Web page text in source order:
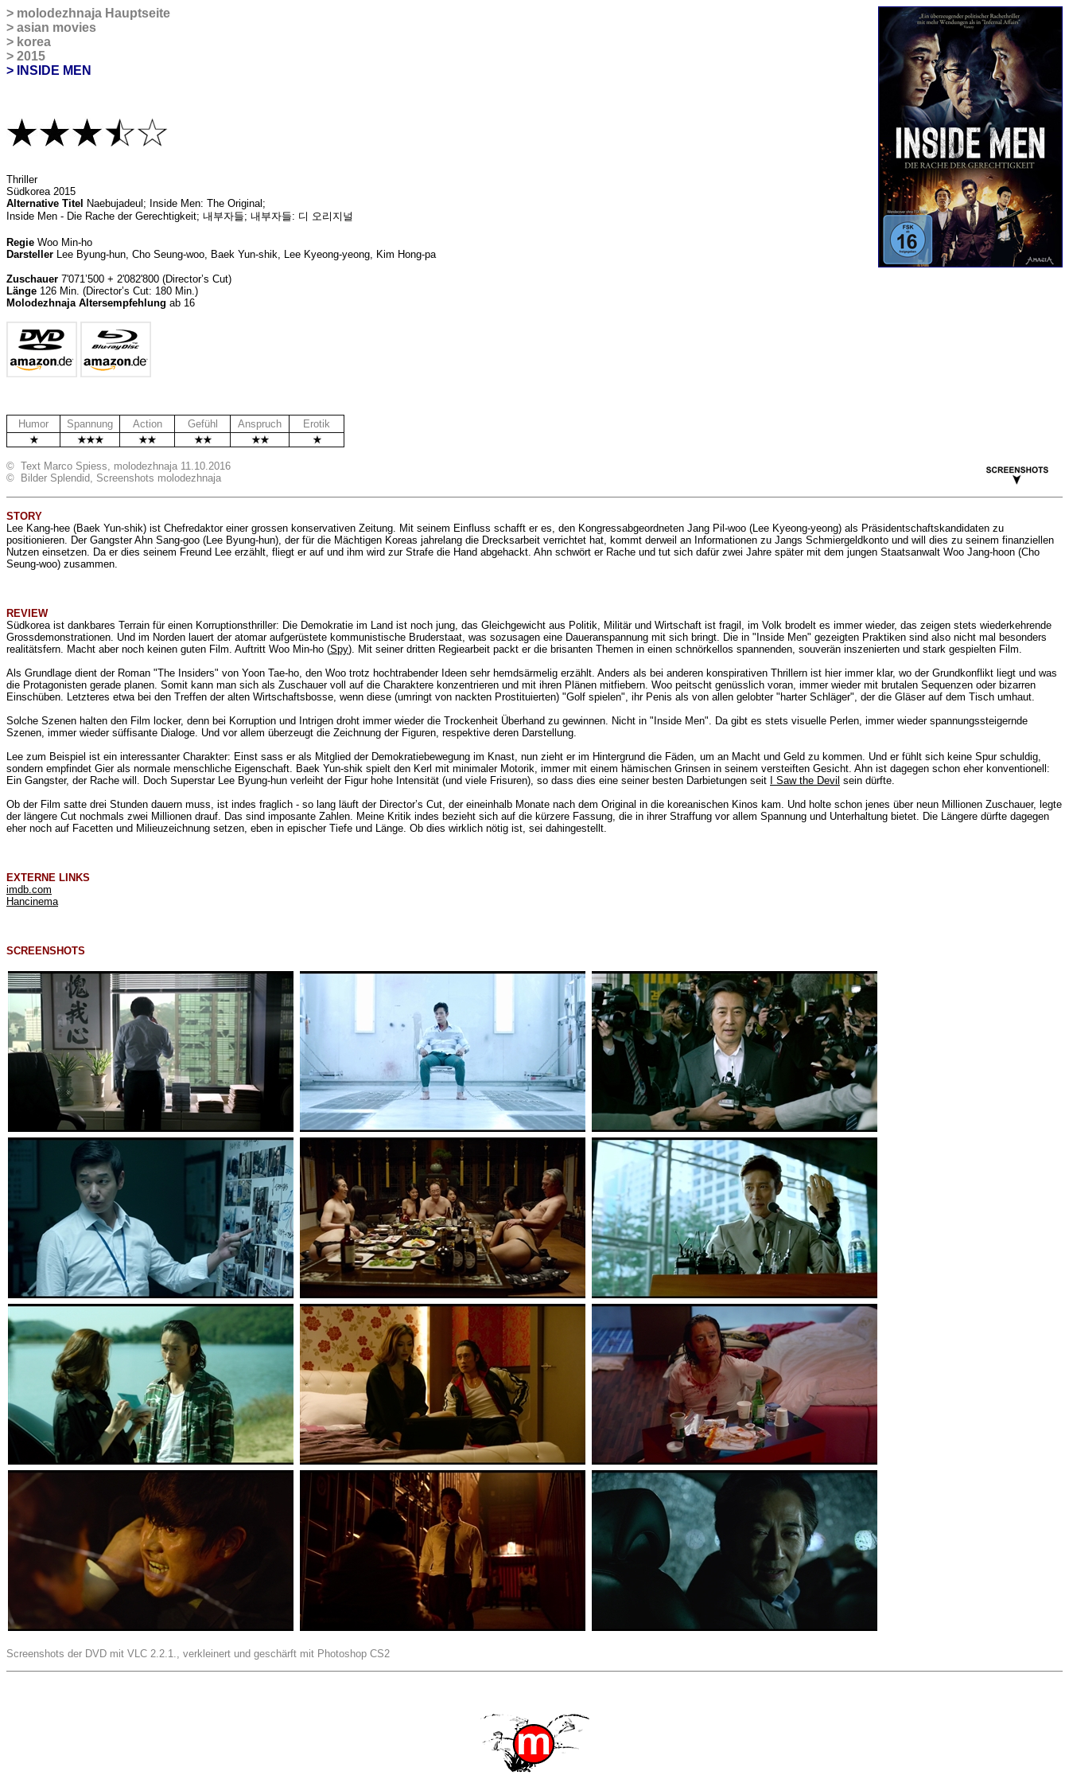
> molodezhnaja Hauptseite
> asian movies
> korea
> 2015
> INSIDE MEN
Thriller
Südkorea 2015
Alternative Titel
Naebujadeul; Inside Men: The Original;
Inside Men - Die Rache der Gerechtigkeit; 내부자들; 내부자들: 디 오리지널
Regie Woo Min-ho
Darsteller Lee Byung-hun, Cho Seung-woo, Baek Yun-shik, Lee Kyeong-yeong, Kim Hong-pa
Zuschauer 7'071’500 + 2'082'800 (Director’s Cut)
Länge 126 Min. (Director’s Cut: 180 Min.)
Molodezhnaja Altersempfehlung ab 16
Humor Spannung Action Gefühl Anspruch Erotik
© Text Marco Spiess, molodezhnaja 11.10.2016
© Bilder Splendid, Screenshots molodezhnaja
STORY
Lee Kang-hee (Baek Yun-shik) ist Chefredaktor einer grossen konservativen Zeitung. Mit seinem Einfluss schafft er es, den Kongressabgeordneten Jang Pil-woo (Lee Kyeong-yeong) als Präsidentschaftskandidaten zu
positionieren. Der Gangster Ahn Sang-goo (Lee Byung-hun), der für die Mächtigen Koreas jahrelang die Drecksarbeit verrichtet hat, kommt derweil an Informationen zu Jangs Schmiergeldkonto und will dies zu seinem finanziellen
Nutzen einsetzen. Da er dies seinem Freund Lee erzählt, fliegt er auf und ihm wird zur Strafe die Hand abgehackt. Ahn schwört er Rache und tut sich dafür zwei Jahre später mit dem jungen Staatsanwalt Woo Jang-hoon (Cho
Seung-woo) zusammen.
REVIEW
Südkorea ist dankbares Terrain für einen Korruptionsthriller: Die Demokratie im Land ist noch jung, das Gleichgewicht aus Politik, Militär und Wirtschaft ist fragil, im Volk brodelt es immer wieder, das zeigen stets wiederkehrende
Grossdemonstrationen. Und im Norden lauert der atomar aufgerüstete kommunistische Bruderstaat, was sozusagen eine Daueranspannung mit sich bringt. Die in "Inside Men" gezeigten Praktiken sind also nicht mal besonders
realitätsfern. Macht aber noch keinen guten Film. Auftritt Woo Min-ho (Spy). Mit seiner dritten Regiearbeit packt er die brisanten Themen in einen schnörkellos spannenden, souverän inszenierten und stark gespielten Film.
Als Grundlage dient der Roman "The Insiders" von Yoon Tae-ho, den Woo trotz hochtrabender Ideen sehr hemdsärmelig erzählt. Anders als bei anderen konspirativen Thrillern ist hier immer klar, wo der Grundkonflikt liegt und was
die Protagonisten gerade planen. Somit kann man sich als Zuschauer voll auf die Charaktere konzentrieren und mit ihren Plänen mitfiebern. Woo peitscht genüsslich voran, immer wieder mit brutalen Sequenzen oder bizarren
Einschüben. Letzteres etwa bei den Treffen der alten Wirtschaftsbosse, wenn diese (umringt von nackten Prostituierten) "Golf spielen", ihr Penis als von allen gelobter "harter Schläger", der die Gläser auf dem Tisch umhaut.
Solche Szenen halten den Film locker, denn bei Korruption und Intrigen droht immer wieder die Trockenheit Überhand zu gewinnen. Nicht in "Inside Men". Da gibt es stets visuelle Perlen, immer wieder spannungssteigernde
Szenen, immer wieder süffisante Dialoge. Und vor allem überzeugt die Zeichnung der Figuren, respektive deren Darstellung.
Lee zum Beispiel ist ein interessanter Charakter: Einst sass er als Mitglied der Demokratiebewegung im Knast, nun zieht er im Hintergrund die Fäden, um an Macht und Geld zu kommen. Und er fühlt sich keine Spur schuldig,
sondern empfindet Gier als normale menschliche Eigenschaft. Baek Yun-shik spielt den Kerl mit minimaler Motorik, immer mit einem hämischen Grinsen in seinem versteiften Gesicht. Ahn ist dagegen schon eher konventionell:
Ein Gangster, der Rache will. Doch Superstar Lee Byung-hun verleiht der Figur hohe Intensität (und viele Frisuren), so dass dies eine seiner besten Darbietungen seit
I Saw the Devil sein dürfte.
Ob der Film satte drei Stunden dauern muss, ist indes fraglich - so lang läuft der Director’s Cut, der eineinhalb Monate nach dem Original in die koreanischen Kinos kam. Und holte schon jenes über neun Millionen Zuschauer, legte
der längere Cut nochmals zwei Millionen drauf. Das sind imposante Zahlen. Meine Kritik indes bezieht sich auf die kürzere Fassung, die in ihrer Straffung vor allem Spannung und Unterhaltung bietet. Die Längere dürfte dagegen
eher noch auf Facetten und Milieuzeichnung setzen, eben in epischer Tiefe und Länge. Ob dies wirklich nötig ist, sei dahingestellt.
EXTERNE LINKS
imdb.com
Hancinema
SCREENSHOTS
Screenshots der DVD mit VLC 2.2.1., verkleinert und geschärft mit Photoshop CS2